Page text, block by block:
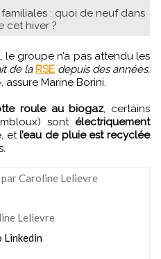
: quoi de neuf dans
cet hiver ?
de la RSE depuis des années,
assure Marine Borini.
roule au biogaz, certains
sont électriquement
etl’eau de pluie est recyclée
par Caroline Lelievre
Lelievre